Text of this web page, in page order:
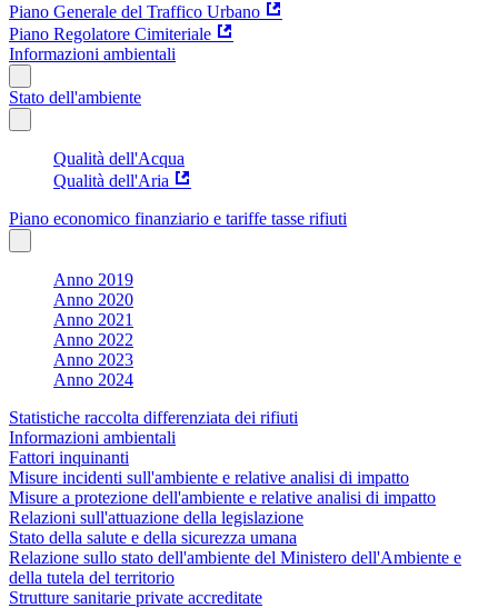
Piano Generale del Traffico Urbano
Piano Regolatore Cimiteriale
Informazioni ambientali
Stato dell'ambiente
Qualità dell'Acqua
Qualità dell'Aria
Piano economico finanziario e tariffe tasse rifiuti
Anno 2019
Anno 2020
Anno 2021
Anno 2022
Anno 2023
Anno 2024
Statistiche raccolta differenziata dei rifiuti
Informazioni ambientali
Fattori inquinanti
Misure incidenti sull'ambiente e relative analisi di impatto
Misure a protezione dell'ambiente e relative analisi di impatto
Relazioni sull'attuazione della legislazione
Stato della salute e della sicurezza umana
Relazione sullo stato dell'ambiente del Ministero dell'Ambiente e
della tutela del territorio
Strutture sanitarie private accreditate